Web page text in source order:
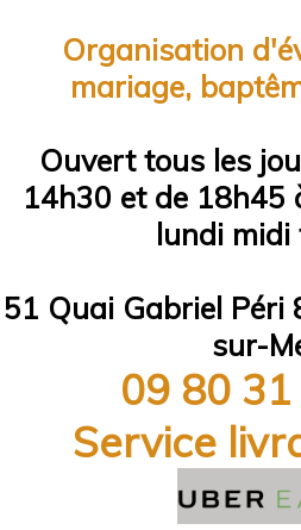
Organisation
mariage,
Ouvert tous les
14h30 et de 18h45
lundi midi
51 Quai Gabriel Péri
sur-
09 80
Service